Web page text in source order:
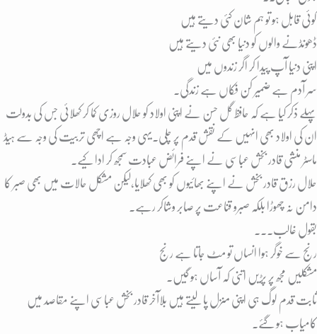
کوئی قابل ہو تو ہم شان کئی دیتے ہیں
ڈھونڈنے والوں کو دنیا بھی نئی دیتے ہیں
اپنی دنیا آپ پیدا کر اگر زندوں میں
سر آدم ہے ضمیر کن فکاں ہے زندگی
پہلے ذکر کیا ہے کہ حافظ گل حسن نے اپنی اولاد کو حلال روزی کما کر کھلائی جس کی بدولت
ان کی اولاد بھی انہیں کے نقش قدم پر چلی۔یہی وجہ ہے اچھی تربیت کی وجہ سے ہیڈ
ماسٹر منشی قادر بخش عباسی نے اپنے فرائض عبادت سمجھ کر ادا کیے۔
حلال رزق قادر بخش نے اپنے بھائیوں کو بھی کھلایا،لیکن مشکل حالات میں بھی صبر کا
دامن نہ چھوڑا بلکہ صبرو قناعت پر صابر وشاکر رہے۔
بقول غالب۔۔۔
رنج سے خوگر ہوا انساں تو مٹ جاتا ہے رنج
مشکلیں مجھ پر پڑیں اتنی کہ آساں ہو گیں۔
ثابت قدم لوگ ہی اپنی منزل پا لیتے ہیں بلاآخر قادر بخش عباسی اپنے مقاصد میں
کامیاب ہو گئے۔